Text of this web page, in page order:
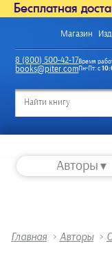
Бесплатная
Магазин
8 (800) 500-42-17
books@piter.com
Время
Пн-Пт: с
Авторы
Главная > Авторы >